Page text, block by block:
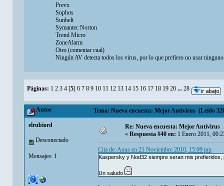
Prevx
Sophos
Sunbelt
Symantec Norton
Trend Micro
ZoneAlarm
Otro (comentar cual)
Ningún AV detecta todos los virus, por lo que prefiero no usar ninguno
Páginas: 1 2 3 4 [5] 6 7 8 9 10 11 12 13 14 15 16 17 18 19 20 ... 28
Autor Tema: Nueva encuesta: Mejor Antivirus (Leído
elrubiord
Desconectado
Mensajes: 1
Re: Nueva encuesta: Mejor Antivirus
«Respuesta #40 en:1 Enero 2011,
Cita de: Axus en 21 Noviembre 2010, 15:09 pm
Kaspersky y Nod32 siempre seran mis
Un saludo